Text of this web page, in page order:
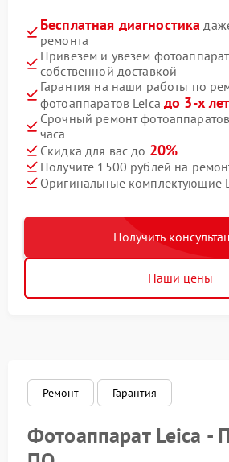
Бесплатная диагностика
ремонта
Привезем и увезем
собственной доставкой
Гарантия на наши работы по
фотоаппаратов Leicaдо 3-х лет
Срочный ремонт
часа
Скидка для вас до 20%
Получите 1500 рублей на
Оригинальные комплектующие
Получить
Наши цены
Ремонт Гарантия
Фотоаппарат Leica -